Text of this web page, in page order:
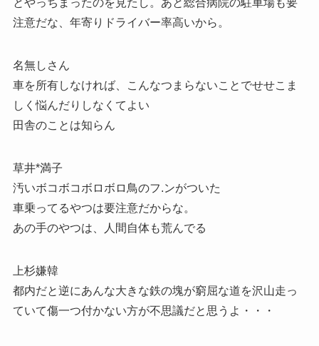
とやっちまったのを見たし。あと総合病院の駐車場も要
注意だな、年寄りドライバー率高いから。
名無しさん
車を所有しなければ、こんなつまらないことでせせこま
しく悩んだりしなくてよい
田舎のことは知らん
草井*満子
汚いボコボコボロボロ鳥のフ.ンがついた
車乗ってるやつは要注意だからな。
あの手のやつは、人間自体も荒んでる
上杉嫌韓
都内だと逆にあんな大きな鉄の塊が窮屈な道を沢山走っ
ていて傷一つ付かない方が不思議だと思うよ・・・